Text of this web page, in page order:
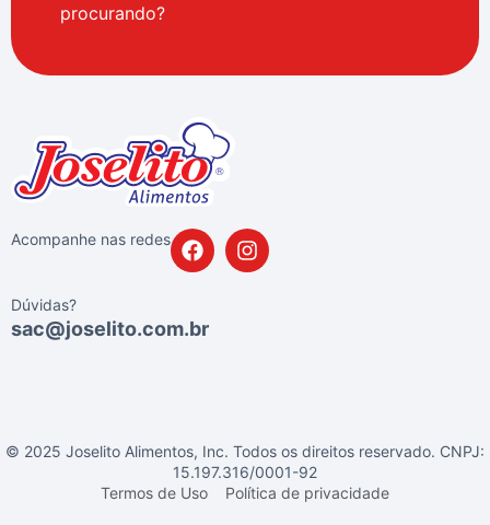
procurando?
Acompanhe nas redes
Dúvidas?
sac@joselito.com.br
© 2025 Joselito Alimentos, Inc. Todos os direitos reservado. CNPJ:
15.197.316/0001-92
Termos de Uso
Política de privacidade